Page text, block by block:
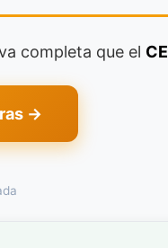
completa que el
→